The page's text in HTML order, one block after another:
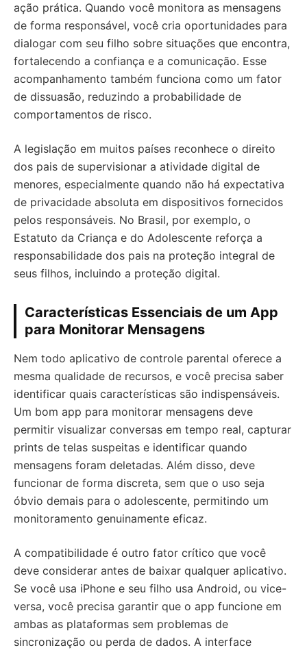
ação prática. Quando você monitora as mensagens
de forma responsável, você cria oportunidades para
dialogar com seu filho sobre situações que encontra,
fortalecendo a confiança e a comunicação. Esse
acompanhamento também funciona como um fator
de dissuasão, reduzindo a probabilidade de
comportamentos de risco.
A legislação em muitos países reconhece o direito
dos pais de supervisionar a atividade digital de
menores, especialmente quando não há expectativa
de privacidade absoluta em dispositivos fornecidos
pelos responsáveis. No Brasil, por exemplo, o
Estatuto da Criança e do Adolescente reforça a
responsabilidade dos pais na proteção integral de
seus filhos, incluindo a proteção digital.
Características Essenciais de um App
para Monitorar Mensagens
Nem todo aplicativo de controle parental oferece a
mesma qualidade de recursos, e você precisa saber
identificar quais características são indispensáveis.
Um bom app para monitorar mensagens deve
permitir visualizar conversas em tempo real, capturar
prints de telas suspeitas e identificar quando
mensagens foram deletadas. Além disso, deve
funcionar de forma discreta, sem que o uso seja
óbvio demais para o adolescente, permitindo um
monitoramento genuinamente eficaz.
A compatibilidade é outro fator crítico que você
deve considerar antes de baixar qualquer aplicativo.
Se você usa iPhone e seu filho usa Android, ou vice-
versa, você precisa garantir que o app funcione em
ambas as plataformas sem problemas de
sincronização ou perda de dados. A interface